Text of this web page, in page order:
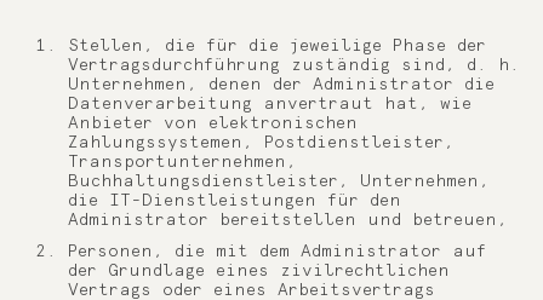
Stellen, die für die jeweilige Phase der
Vertragsdurchführung zuständig sind, d. h.
Unternehmen, denen der Administrator die
Datenverarbeitung anvertraut hat, wie
Anbieter von elektronischen
Zahlungssystemen, Postdienstleister,
Transportunternehmen,
Buchhaltungsdienstleister, Unternehmen,
die IT-Dienstleistungen für den
Administrator bereitstellen und betreuen,
Personen, die mit dem Administrator auf
der Grundlage eines zivilrechtlichen
Vertrags oder eines Arbeitsvertrags